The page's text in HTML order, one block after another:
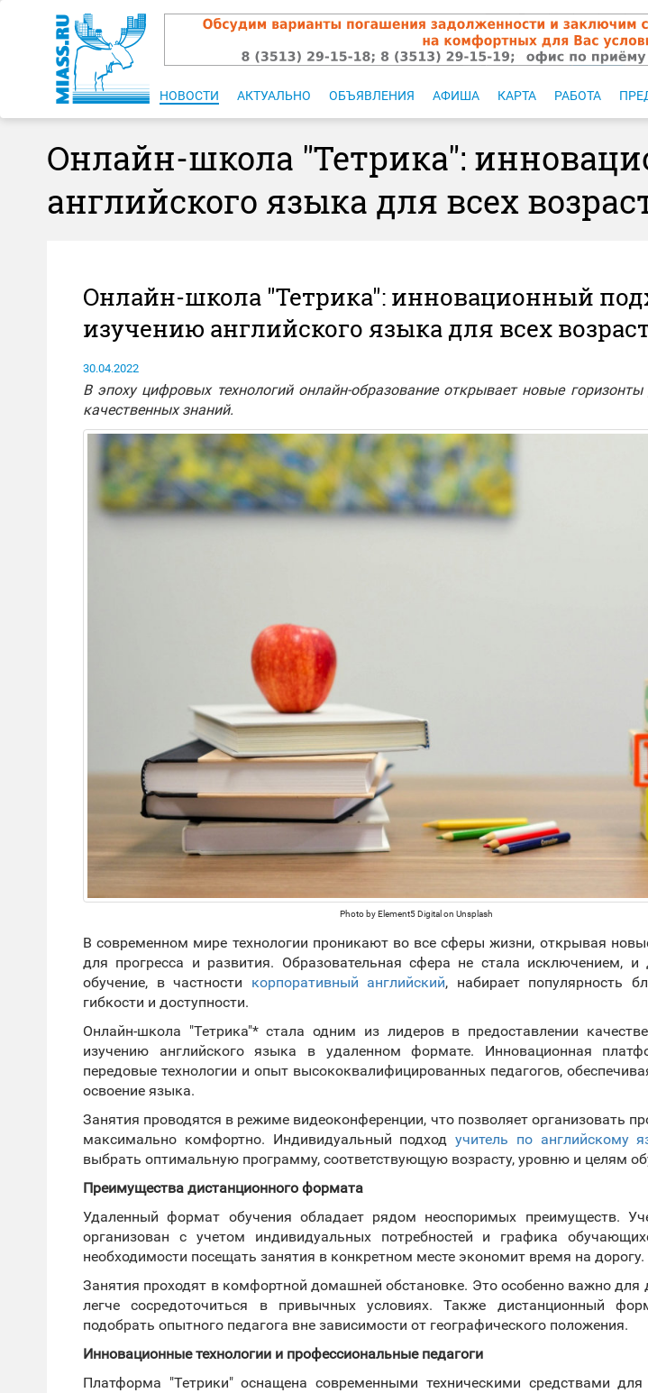
НОВОСТИ АКТУАЛЬНО ОБЪЯВЛЕНИЯ АФИША КАРТА РАБОТА
Онлайн-школа "Тетрика":
английского языка для всех
Онлайн-школа "Тетрика": инновационный
изучению английского языка для всех
30.04.2022
В эпоху цифровых технологий онлайн-образование открывает новые
качественных знаний.
Photo by Element5 Digital on Unsplash
В современном мире технологии проникают во все сферы жизни, открывая
для прогресса и развития. Образовательная сфера не стала исключением, и
обучение, в частности корпоративный английский, набирает популярность
гибкости и доступности.
Онлайн-школа "Тетрика"* стала одним из лидеров в предоставлении
изучению английского языка в удаленном формате. Инновационная
передовые технологии и опыт высококвалифицированных педагогов,
освоение языка.
Занятия проводятся в режиме видеоконференции, что позволяет организовать
максимально комфортно. Индивидуальный подход учитель по английскому
выбрать оптимальную программу, соответствующую возрасту, уровню и целям
Преимущества дистанционного формата
Удаленный формат обучения обладает рядом неоспоримых преимуществ.
организован с учетом индивидуальных потребностей и графика
необходимости посещать занятия в конкретном месте экономит время на дорогу.
Занятия проходят в комфортной домашней обстановке. Это особенно важно для
легче сосредоточиться в привычных условиях. Также дистанционный
подобрать опытного педагога вне зависимости от географического положения.
Инновационные технологии и профессиональные педагоги
Платформа "Тетрики" оснащена современными техническими средствами